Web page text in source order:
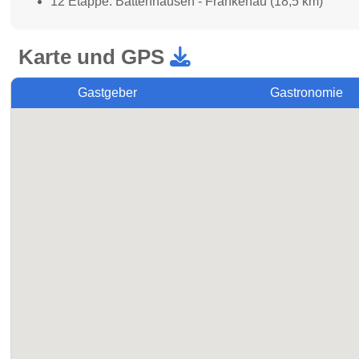
Karte und GPS
Gastgeber Gastronomie